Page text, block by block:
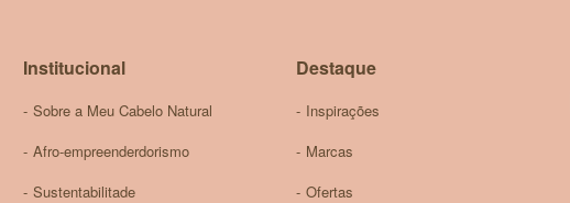
Institucional
Sobre a Meu Cabelo Natural
Afro-empreenderdorismo
Sustentabilitade
Destaque
Inspirações
Marcas
Ofertas